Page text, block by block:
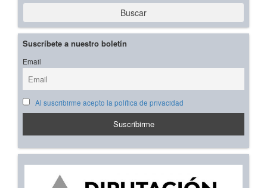
Buscar
Suscríbete a nuestro boletín
Email
Al suscribirme acepto la política de privacidad